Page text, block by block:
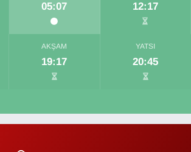
05:07 12:17
AKŞAM
19:17
YATSI
20:45